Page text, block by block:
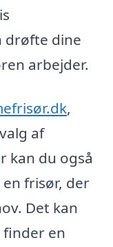
drøfte dine
arbejder.
,
af
kan du også
frisør, der
Det kan
finder en